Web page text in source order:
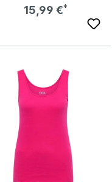
Regulärer Preis:
15,99 €